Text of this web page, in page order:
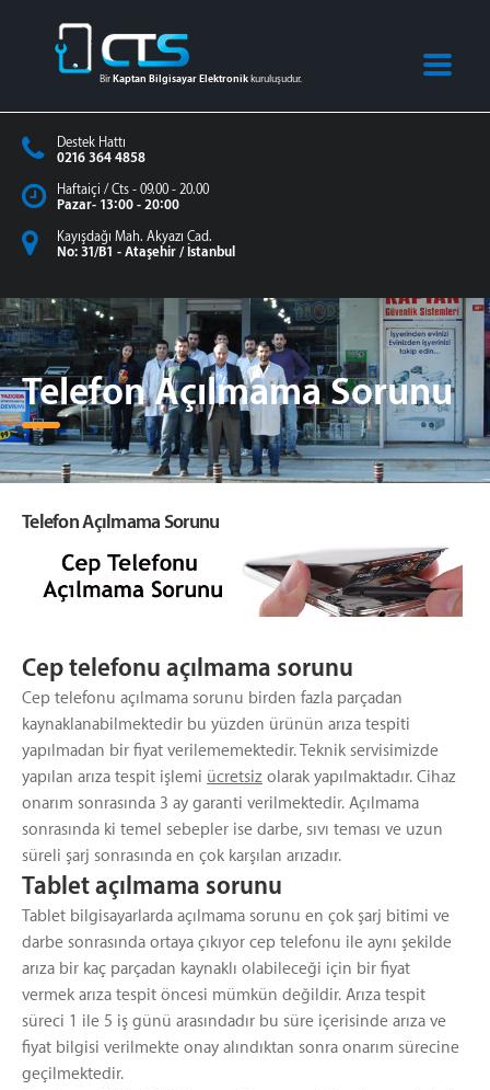
Bir Kaptan Bilgisayar Elektronik kuruluşudur.
Destek Hattı
0216 364 4858
Haftaiçi / Cts - 09.00 - 20.00
Pazar- 13:00 - 20:00
Kayışdağı Mah. Akyazı Cad.
No: 31/B1 - Ataşehir / İstanbul
Telefon Açılmama Sorunu
Telefon Açılmama Sorunu
Cep telefonu açılmama sorunu
Cep telefonu açılmama sorunu birden fazla parçadan
kaynaklanabilmektedir bu yüzden ürünün arıza tespiti
yapılmadan bir fiyat verilememektedir. Teknik servisimizde
yapılan arıza tespit işlemi ücretsiz olarak yapılmaktadır. Cihaz
onarım sonrasında 3 ay garanti verilmektedir. Açılmama
sonrasında ki temel sebepler ise darbe, sıvı teması ve uzun
süreli şarj sonrasında en çok karşılan arızadır.
Tablet açılmama sorunu
Tablet bilgisayarlarda açılmama sorunu en çok şarj bitimi ve
darbe sonrasında ortaya çıkıyor cep telefonu ile aynı şekilde
arıza bir kaç parçadan kaynaklı olabileceği için bir fiyat
vermek arıza tespit öncesi mümkün değildir. Arıza tespit
süreci 1 ile 5 iş günü arasındadır bu süre içerisinde arıza ve
fiyat bilgisi verilmekte onay alındıktan sonra onarım sürecine
geçilmektedir.